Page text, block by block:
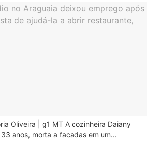
Oliveira | g1 MT A cozinheira Daiany
anos, morta a facadas em um...